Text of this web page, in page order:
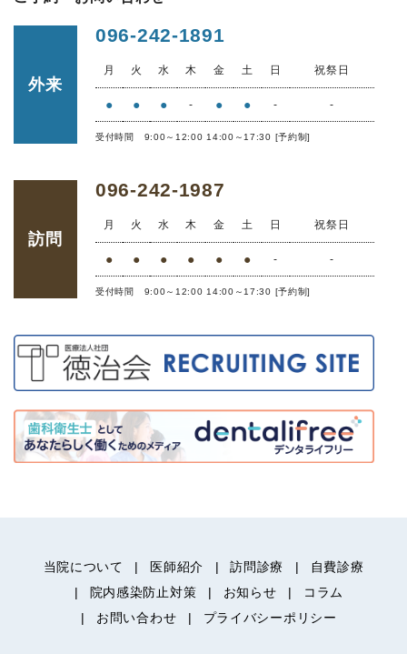
外来
096-242-1891
月 火 水 木 金 土 日 祝祭日
● ● ● - ● ● - -
受付時間 9:00～12:00 14:00～17:30 [予約制]
訪問
096-242-1987
月 火 水 木 金 土 日 祝祭日
● ● ● ● ● ● - -
受付時間 9:00～12:00 14:00～17:30 [予約制]
当院について 医師紹介 訪問診療
自費診療
院内感染防止対策
お知らせ
コラム
お問い合わせ
プライバシーポリシー